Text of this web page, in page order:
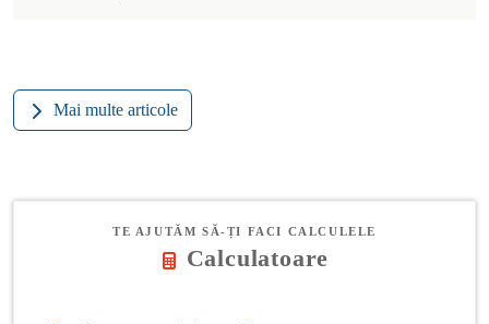
Mai multe articole
TE AJUTĂM SĂ-ȚI FACI CALCULELE
Calculatoare